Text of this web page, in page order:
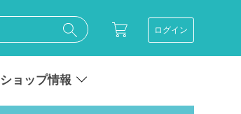
ログイン
ショップ情報